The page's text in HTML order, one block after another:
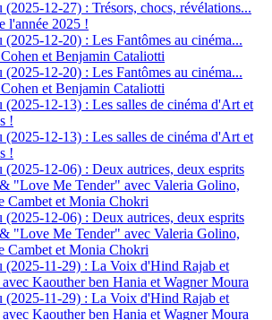
(2025-12-27) : Trésors, chocs, révélations...
l'année 2025 !
(2025-12-20) : Les Fantômes au cinéma...
et Benjamin Cataliotti
(2025-12-20) : Les Fantômes au cinéma...
et Benjamin Cataliotti
(2025-12-13) : Les salles de cinéma d'Art et
!
(2025-12-13) : Les salles de cinéma d'Art et
!
(2025-12-06) : Deux autrices, deux esprits
"Love Me Tender" avec Valeria Golino,
Cambet et Monia Chokri
(2025-12-06) : Deux autrices, deux esprits
"Love Me Tender" avec Valeria Golino,
Cambet et Monia Chokri
(2025-11-29) : La Voix d'Hind Rajab et
Kaouther ben Hania et Wagner Moura
(2025-11-29) : La Voix d'Hind Rajab et
Kaouther ben Hania et Wagner Moura